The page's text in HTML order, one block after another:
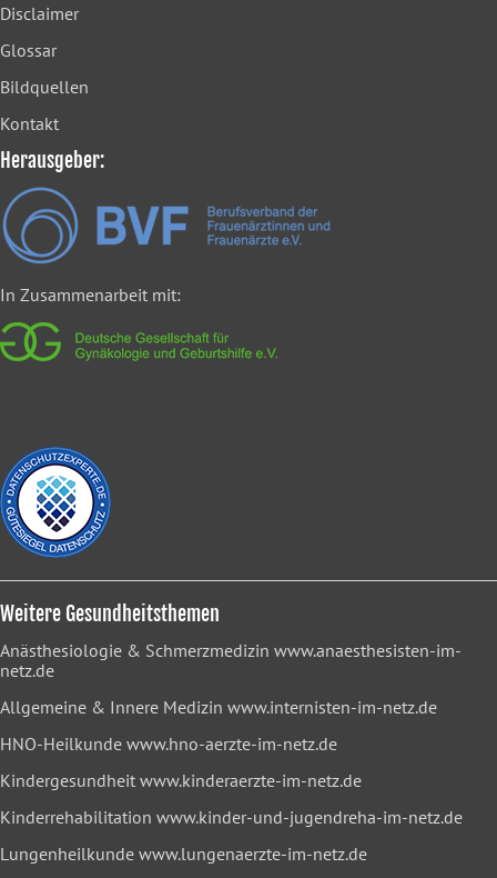
Disclaimer
Glossar
Bildquellen
Kontakt
Herausgeber:
In Zusammenarbeit mit:
Weitere Gesundheitsthemen
Anästhesiologie & Schmerzmedizin www.anaesthesisten-im-
netz.de
Allgemeine & Innere Medizin www.internisten-im-netz.de
HNO-Heilkunde www.hno-aerzte-im-netz.de
Kindergesundheit www.kinderaerzte-im-netz.de
Kinderrehabilitation www.kinder-und-jugendreha-im-netz.de
Lungenheilkunde www.lungenaerzte-im-netz.de